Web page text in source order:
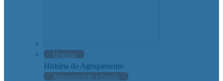
História
História do Agrupamento
Administração e Gestão